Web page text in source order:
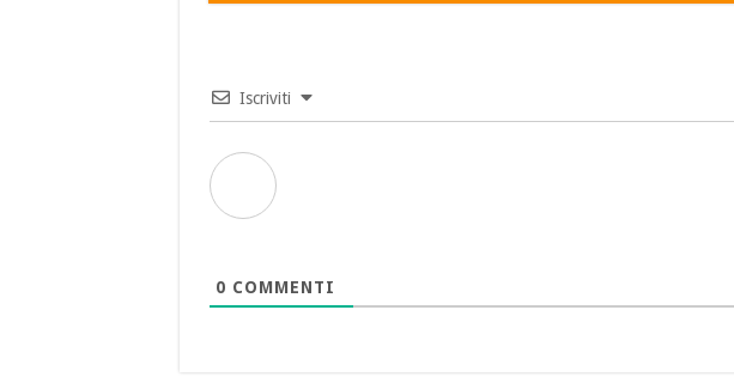
Iscriviti
0 COMMENTI